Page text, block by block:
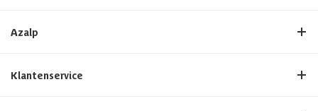
Azalp
Klantenservice